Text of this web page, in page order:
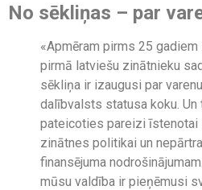
No sēkliņas – par
«Apmēram pirms 25
pirmā latviešu zinātnieku
sēkliņa ir izaugusi par
dalībvalsts statusa koku. Un
pateicoties pareizi
zinātnes politikai un
finansējuma
mūsu valdība ir pieņēmusi